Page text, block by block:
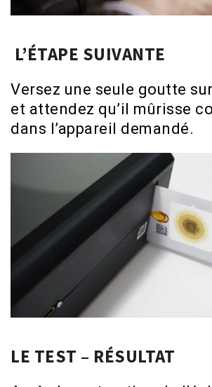
L’ÉTAPE SUIVANTE
Versez une seule goutte
et attendez qu’il mûrisse
dans l’appareil demandé.
LE TEST – RÉSULTAT